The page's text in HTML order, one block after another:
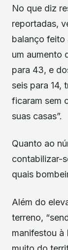
No que diz
reportadas,
balanço feito
um aumento
para 43, e
seis para 14,
ficaram sem
suas casas”.
Quanto ao
contabilizar-
quais
Além do
terreno,
manifestou à